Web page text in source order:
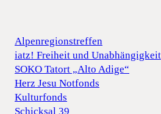
Alpenregionstreffen
iatz! Freiheit und Unabhängigkeit
SOKO Tatort „Alto Adige“
Herz Jesu Notfonds
Kulturfonds
Schicksal 39